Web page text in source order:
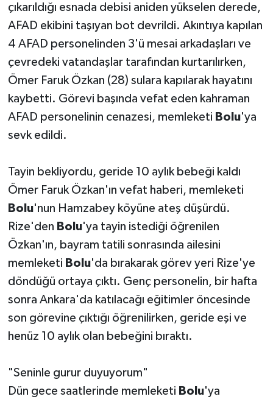
çıkarıldığı esnada debisi aniden yükselen derede,
AFAD ekibini taşıyan bot devrildi. Akıntıya kapılan
4 AFAD personelinden 3'ü mesai arkadaşları ve
çevredeki vatandaşlar tarafından kurtarılırken,
Ömer Faruk Özkan (28) sulara kapılarak hayatını
kaybetti. Görevi başında vefat eden kahraman
AFAD personelinin cenazesi, memleketi Bolu'ya
sevk edildi.
Tayin bekliyordu, geride 10 aylık bebeği kaldı
Ömer Faruk Özkan'ın vefat haberi, memleketi
Bolu'nun Hamzabey köyüne ateş düşürdü.
Rize'den Bolu'ya tayin istediği öğrenilen
Özkan'ın, bayram tatili sonrasında ailesini
memleketi Bolu'da bırakarak görev yeri Rize'ye
döndüğü ortaya çıktı. Genç personelin, bir hafta
sonra Ankara'da katılacağı eğitimler öncesinde
son görevine çıktığı öğrenilirken, geride eşi ve
henüz 10 aylık olan bebeğini bıraktı.
"Seninle gurur duyuyorum"
Dün gece saatlerinde memleketi Bolu'ya